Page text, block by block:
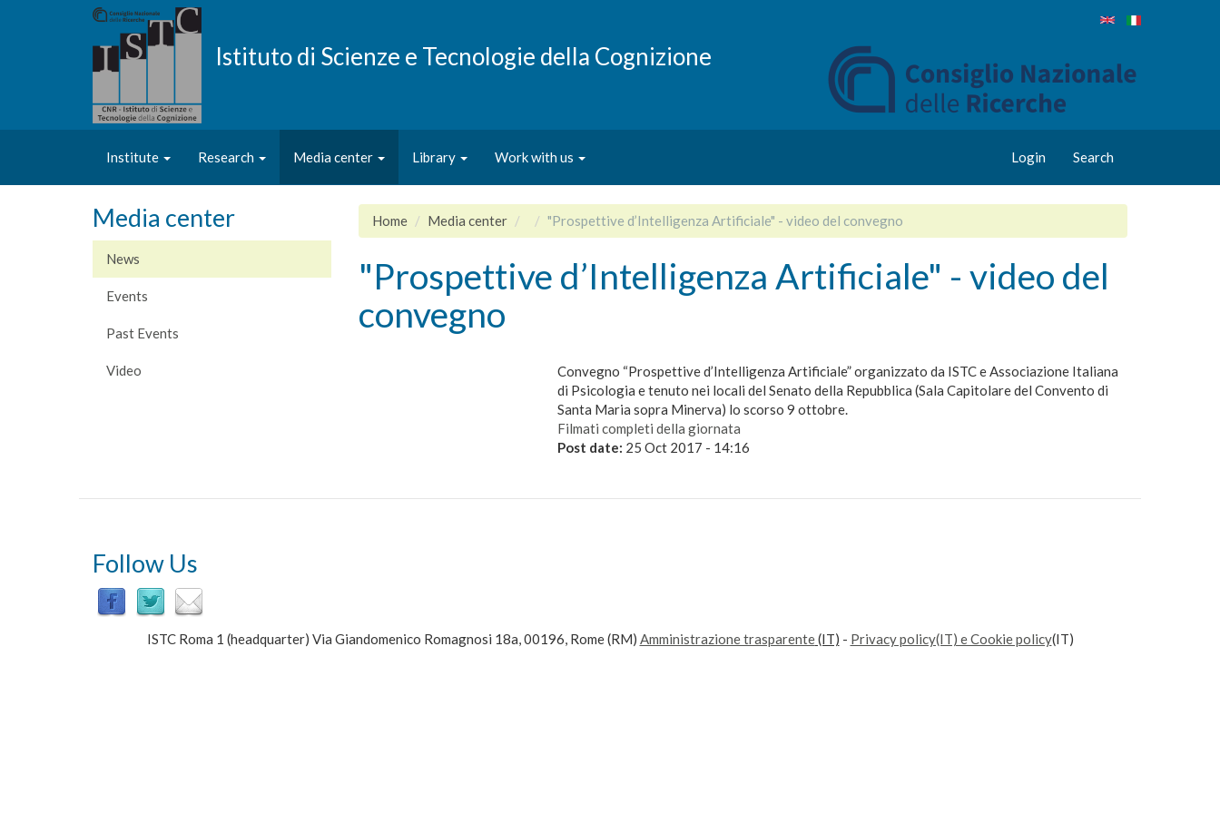
Istituto di Scienze e Tecnologie della Cognizione
Institute Research Media center Library Work with us Login Search
Media center
News
Events
Past Events
Video
Home Media center "Prospettive d’Intelligenza Artificiale" - video del convegno
"Prospettive d’Intelligenza Artificiale" - video del
convegno
Convegno “Prospettive d’Intelligenza Artificiale” organizzato da ISTC e Associazione Italiana
di Psicologia e tenuto nei locali del Senato della Repubblica (Sala Capitolare del Convento di
Santa Maria sopra Minerva) lo scorso 9 ottobre.
Filmati completi della giornata
Post date: 25 Oct 2017 - 14:16
Follow Us
ISTC Roma 1 (headquarter) Via Giandomenico Romagnosi 18a, 00196, Rome (RM) Amministrazione trasparente(IT) - Privacy policy(IT) e Cookie policy(IT)